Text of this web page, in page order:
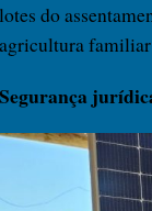
lotes do
agricultura familiar
Segurança